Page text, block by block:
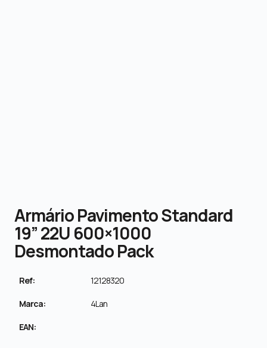
Armário Pavimento Standard
19” 22U 600×1000
Desmontado Pack
Ref: 12128320
Marca: 4Lan
EAN: